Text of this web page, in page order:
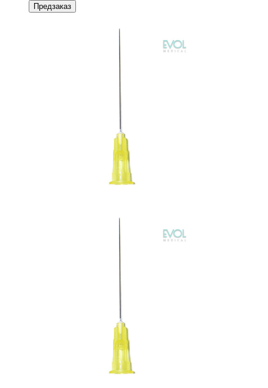
Предзаказ